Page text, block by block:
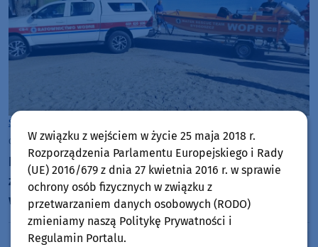
Sępólno Krajeńskie
czwartek, 6 sierpnia 2026, 11:32
Ratownicy na plaży miejskiej w Sępólnie mają łódź
z silnikiem spalinowym. Miasto doskonale
współpracuje z bydgoskim WOPR-em
W związku z wejściem w życie 25 maja 2018 r.
Rozporządzenia Parlamentu Europejskiego i Rady
(UE) 2016/679 z dnia 27 kwietnia 2016 r. w sprawie
ochrony osób fizycznych w związku z
przetwarzaniem danych osobowych (RODO)
zmieniamy naszą Politykę Prywatności i
Regulamin Portalu.